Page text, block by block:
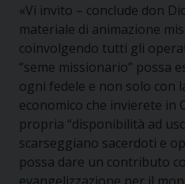
«Vi invito – conclude don
materiale di animazione
coinvolgendo tutti gli
“seme missionario” possa
ogni fedele e non solo con
economico che invierete in
propria “disponibilità ad
scarseggiano sacerdoti e
possa dare un contributo